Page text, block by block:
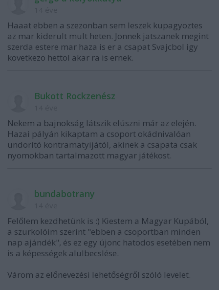
Haaat ebben a szezonban sem leszek kupagyoztes
az mar kiderult mult heten. Jonnek jatszanek megint
szerda estere mar haza is er a csapat Svajcbol igy
kovetkezo hettol akar ra is ernek.
Bukott Rockzenész
Nekem a bajnokság látszik elúszni már az elején.
Hazai pályán kikaptam a csoport okádnivalóan
undorító kontramatyijától, akinek a csapata csak
nyomokban tartalmazott magyar játékost.
bundabotrany
Felőlem kezdhetünk is :) Kiestem a Magyar Kupából,
a szurkolóim szerint "ebben a csoportban minden
nap ajándék", és ez egy újonc hatodos esetében nem
is a képességek alulbecslése.
Várom az előnevezési lehetőségről szóló levelet.